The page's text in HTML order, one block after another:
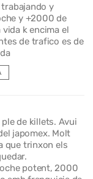
y
y +2000 de
vida k encima el
de trafico es de
de killets. Avui
japomex. Molt
que trinxon els
potent, 2000